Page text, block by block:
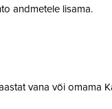
andmetele lisama.
vana või